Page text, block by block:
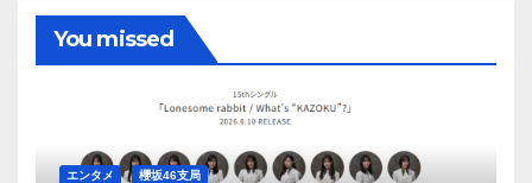
You missed
エンタメ 櫻坂46支局